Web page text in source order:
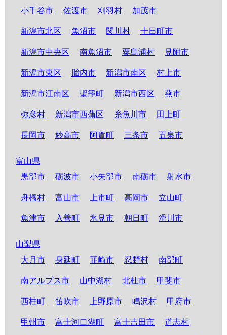
小千谷市 佐渡市 刈羽村 加茂市
新潟市北区 魚沼市 関川村 十日町市
新潟市中央区 南魚沼市 粟島浦村 見附市
新潟市東区 胎内市 新潟市南区 村上市
新潟市江南区 聖籠町 新潟市西区 燕市
弥彦村 新潟市西蒲区 糸魚川市 田上町
長岡市 妙高市 阿賀町 三条市 五泉市
富山県
黒部市
砺波市 小矢部市 南砺市 射水市
舟橋村 富山市 上市町 高岡市 立山町
魚津市 入善町 氷見市 朝日町 滑川市
山梨県
大月市
身延町 韮崎市 忍野村 南部町
南アルプス市 山中湖村 北杜市 甲斐市
西桂町 笛吹市 上野原市 鳴沢村 甲府市
甲州市 富士河口湖町 富士吉田市 道志村